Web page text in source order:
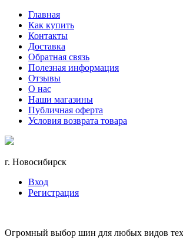
Главная
Как купить
Контакты
Доставка
Обратная связь
Полезная информация
Отзывы
О нас
Наши магазины
Публичная оферта
Условия возврата товара
г. Новосибирск
Вход
Регистрация
Огромный выбор шин для любых видов